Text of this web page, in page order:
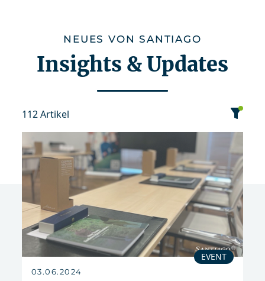
NEUES VON SANTIAGO
Insights & Updates
112 Artikel
Kategorie
Datum
Sortierung
Event News Publikation
EVENT
03.06.2024